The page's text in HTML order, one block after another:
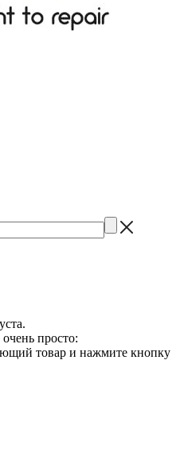
просто:
товар и нажмите кнопку